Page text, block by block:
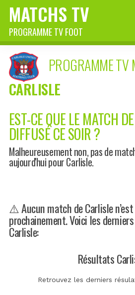
MATCHS TV
PROGRAMME TV FOOT
PROGRAMME TV
CARLISLE
EST-CE QUE LE MATCH
DIFFUSÉ CE SOIR ?
Malheureusement non, pas de
aujourd'hui pour Carlisle.
⚠️ Aucun match de Carlisle
prochainement. Voici les
Carlisle:
Résultats
Retrouvez les derniers